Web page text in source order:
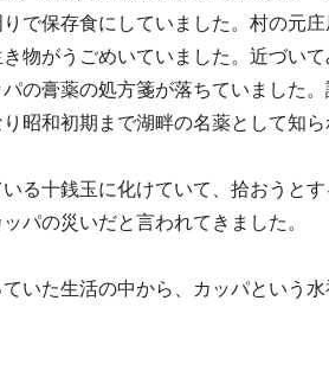
で保存食にしていました。村の元
物がうごめいていました。近づい
の膏薬の処方箋が落ちていました
昭和初期まで湖畔の名薬として知
る十銭玉に化けていて、拾おうと
パの災いだと言われてきました。
いた生活の中から、カッパという